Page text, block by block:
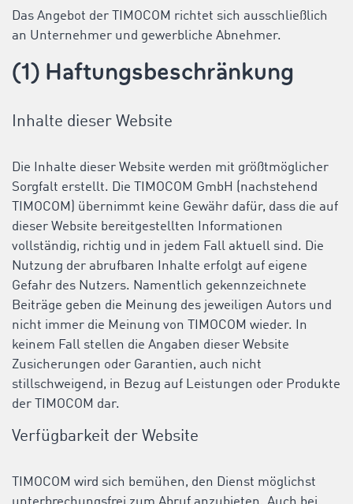
Das Angebot der TIMOCOM richtet sich ausschließlich
an Unternehmer und gewerbliche Abnehmer.
(1) Haftungsbeschränkung
Inhalte dieser Website
Die Inhalte dieser Website werden mit größtmöglicher
Sorgfalt erstellt. Die TIMOCOM GmbH (nachstehend
TIMOCOM) übernimmt keine Gewähr dafür, dass die auf
dieser Website bereitgestellten Informationen
vollständig, richtig und in jedem Fall aktuell sind. Die
Nutzung der abrufbaren Inhalte erfolgt auf eigene
Gefahr des Nutzers. Namentlich gekennzeichnete
Beiträge geben die Meinung des jeweiligen Autors und
nicht immer die Meinung von TIMOCOM wieder. In
keinem Fall stellen die Angaben dieser Website
Zusicherungen oder Garantien, auch nicht
stillschweigend, in Bezug auf Leistungen oder Produkte
der TIMOCOM dar.
Verfügbarkeit der Website
TIMOCOM wird sich bemühen, den Dienst möglichst